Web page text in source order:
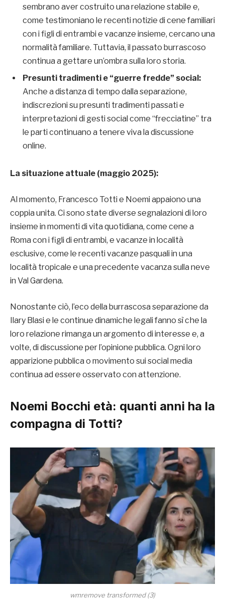
sembrano aver costruito una relazione stabile e,
come testimoniano le recenti notizie di cene familiari
con i figli di entrambi e vacanze insieme, cercano una
normalità familiare. Tuttavia, il passato burrascoso
continua a gettare un’ombra sulla loro storia.
Presunti tradimenti e “guerre fredde” social:
Anche a distanza di tempo dalla separazione,
indiscrezioni su presunti tradimenti passati e
interpretazioni di gesti social come “frecciatine” tra
le parti continuano a tenere viva la discussione
online.
La situazione attuale (maggio 2025):
Al momento, Francesco Totti e Noemi appaiono una
coppia unita. Ci sono state diverse segnalazioni di loro
insieme in momenti di vita quotidiana, come cene a
Roma con i figli di entrambi, e vacanze in località
esclusive, come le recenti vacanze pasquali in una
località tropicale e una precedente vacanza sulla neve
in Val Gardena.
Nonostante ciò, l’eco della burrascosa separazione da
Ilary Blasi e le continue dinamiche legali fanno sì che la
loro relazione rimanga un argomento di interesse e, a
volte, di discussione per l’opinione pubblica. Ogni loro
apparizione pubblica o movimento sui social media
continua ad essere osservato con attenzione.
Noemi Bocchi età: quanti anni ha la
compagna di Totti?
wmremove transformed (3)